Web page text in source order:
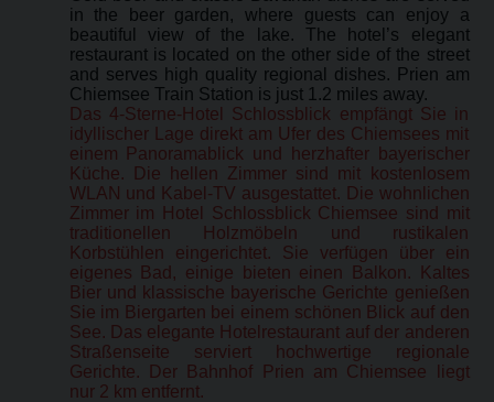
in the beer garden, where guests can enjoy a
beautiful view of the lake. The hotel’s elegant
restaurant is located on the other side of the street
and serves high quality regional dishes. Prien am
Chiemsee Train Station is just 1.2 miles away.
Das 4-Sterne-Hotel Schlossblick empfängt Sie in
idyllischer Lage direkt am Ufer des Chiemsees mit
einem Panoramablick und herzhafter bayerischer
Küche. Die hellen Zimmer sind mit kostenlosem
WLAN und Kabel-TV ausgestattet. Die wohnlichen
Zimmer im Hotel Schlossblick Chiemsee sind mit
traditionellen Holzmöbeln und rustikalen
Korbstühlen eingerichtet. Sie verfügen über ein
eigenes Bad, einige bieten einen Balkon. Kaltes
Bier und klassische bayerische Gerichte genießen
Sie im Biergarten bei einem schönen Blick auf den
See. Das elegante Hotelrestaurant auf der anderen
Straßenseite serviert hochwertige regionale
Gerichte. Der Bahnhof Prien am Chiemsee liegt
nur 2 km entfernt.